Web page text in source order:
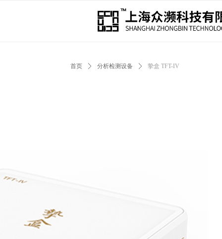
首页 ꄲ 分析检测设备 ꄲ 挚盒 TFT-IV